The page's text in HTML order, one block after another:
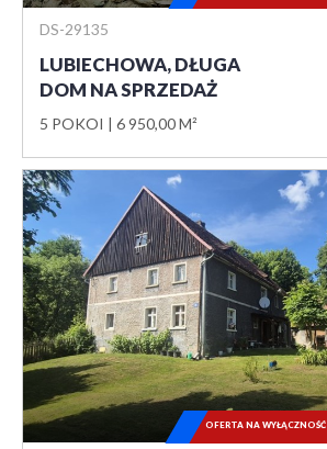
DS-29135
LUBIECHOWA, DŁUGA
DOM NA SPRZEDAŻ
5 POKOI 6 950,00 M²
OFERTA NA WYŁĄCZNOŚĆ